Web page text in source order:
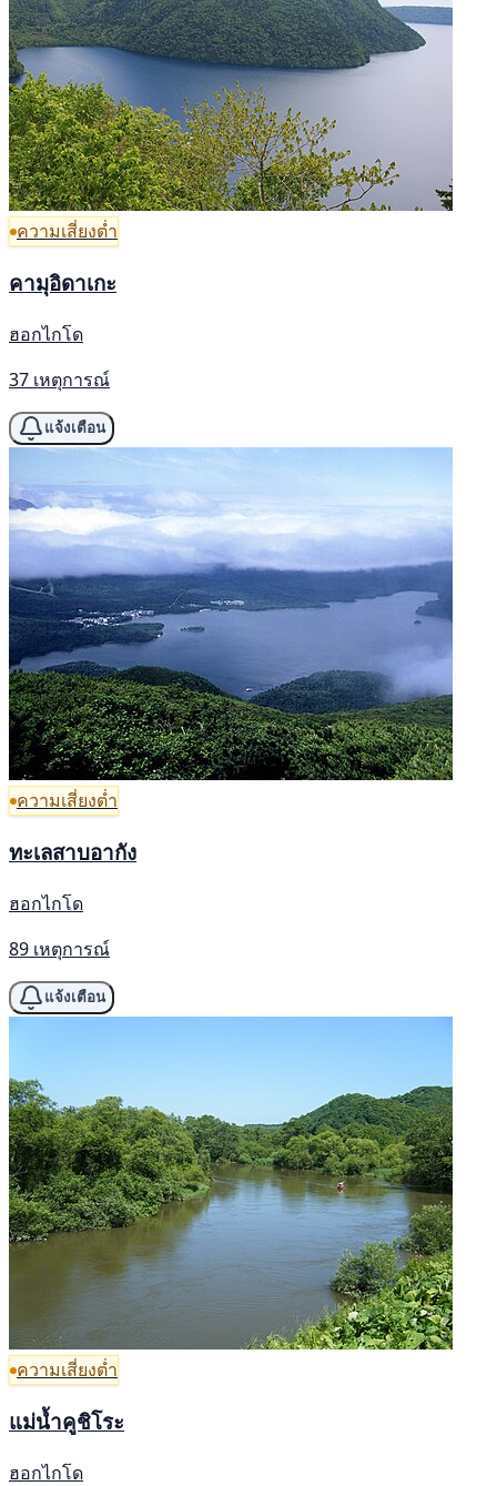
ความเสี่ยงต่ำ
คามุอิดาเกะ
ฮอกไกโด
37 เหตุการณ์
แจ้งเตือน
ความเสี่ยงต่ำ
ทะเลสาบอากัง
ฮอกไกโด
89 เหตุการณ์
แจ้งเตือน
ความเสี่ยงต่ำ
แม่น้ำคูชิโระ
ฮอกไกโด